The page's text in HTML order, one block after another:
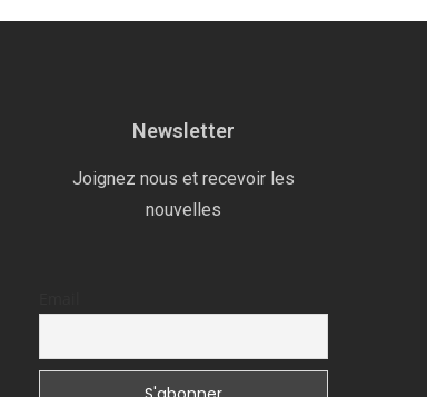
Newsletter
Joignez nous et recevoir les
nouvelles